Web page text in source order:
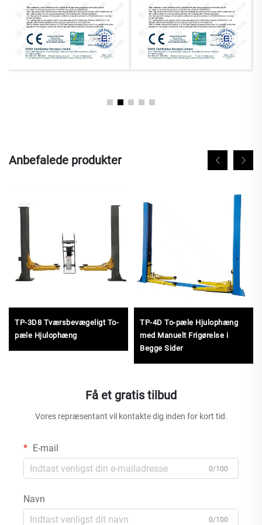
Anbefalede produkter
TP-3D8 Tværsbevægeligt To-
pæle Hjulophæng
TP-4D To-pæle Hjulophæng
med Manuelt Frigørelse i
Begge Sider
Få et gratis tilbud
Vores repræsentant vil kontakte dig inden for kort tid.
E-mail
0/100
Navn
0/100